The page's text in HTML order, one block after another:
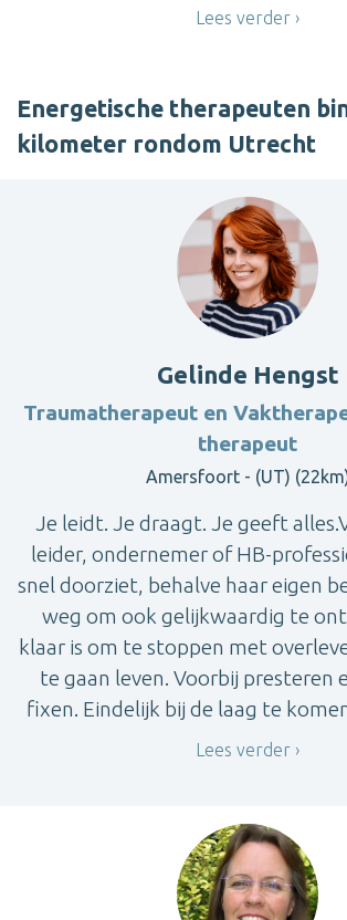
Lees verder
Energetische therapeuten
kilometer rondom Utrecht
Gelinde Hengst
Traumatherapeut en
therapeut
Amersfoort - (UT)
Je leidt. Je draagt. Je geeft
leider, ondernemer of HB-
snel doorziet, behalve haar eigen
weg om ook gelijkwaardig te
klaar is om te stoppen met
te gaan leven. Voorbij presteren
fixen. Eindelijk bij de laag te
Lees verder